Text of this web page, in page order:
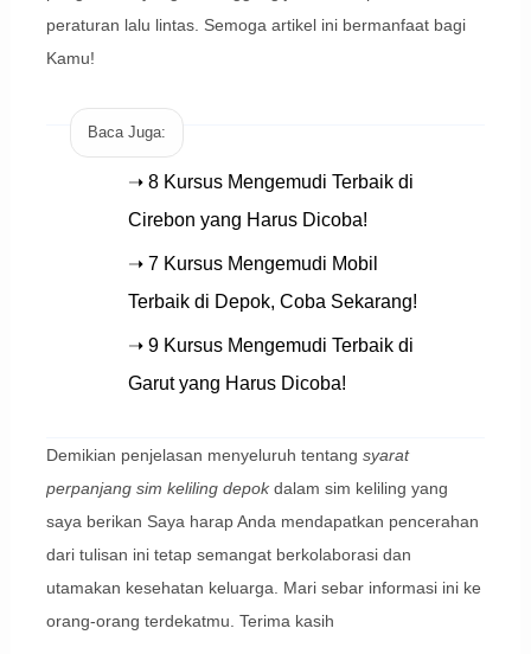
peraturan lalu lintas. Semoga artikel ini bermanfaat bagi
Kamu!
Baca Juga:
➝ 8 Kursus Mengemudi Terbaik di
Cirebon yang Harus Dicoba!
➝ 7 Kursus Mengemudi Mobil
Terbaik di Depok, Coba Sekarang!
➝ 9 Kursus Mengemudi Terbaik di
Garut yang Harus Dicoba!
Demikian penjelasan menyeluruh tentang syarat
perpanjang sim keliling depokdalam sim keliling yang
saya berikan Saya harap Anda mendapatkan pencerahan
dari tulisan ini tetap semangat berkolaborasi dan
utamakan kesehatan keluarga. Mari sebar informasi ini ke
orang-orang terdekatmu. Terima kasih